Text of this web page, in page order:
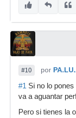
#10 por
#1 Si no lo
va a aguantar
Pero si tienes la